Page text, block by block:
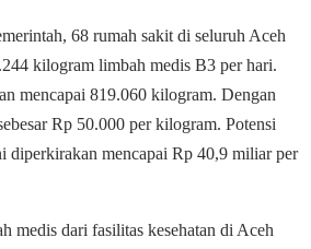
68 rumah sakit di seluruh Aceh
kilogram limbah medis B3 per hari.
mencapai 819.060 kilogram. Dengan
Rp 50.000 per kilogram. Potensi
diperkirakan mencapai Rp 40,9 miliar per
medis dari fasilitas kesehatan di Aceh